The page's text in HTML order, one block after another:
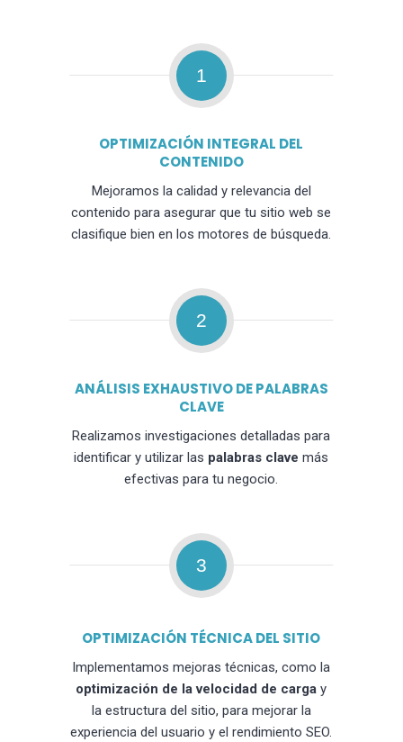
1
OPTIMIZACIÓN INTEGRAL DEL
CONTENIDO
Mejoramos la calidad y relevancia del
contenido para asegurar que tu sitio web se
clasifique bien en los motores de búsqueda.
2
ANÁLISIS EXHAUSTIVO DE PALABRAS
CLAVE
Realizamos investigaciones detalladas para
identificar y utilizar las palabras clave más
efectivas para tu negocio.
3
OPTIMIZACIÓN TÉCNICA DEL SITIO
Implementamos mejoras técnicas, como la
optimización de la velocidad de carga y
la estructura del sitio, para mejorar la
experiencia del usuario y el rendimiento SEO.